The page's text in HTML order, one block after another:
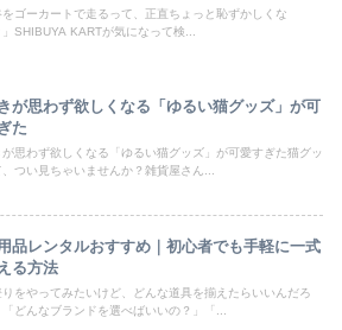
をゴーカートで走るって、正直ちょっと恥ずかしくな
SHIBUYA KARTが気になって検...
が思わず欲しくなる「ゆるい猫グッズ」が可
た
思わず欲しくなる「ゆるい猫グッズ」が可愛すぎた猫グッ
、つい見ちゃいませんか？雑貨屋さん...
品レンタルおすすめ｜初心者でも手軽に一式
る方法
りをやってみたいけど、どんな道具を揃えたらいいんだろ
「どんなブランドを選べばいいの？」「...